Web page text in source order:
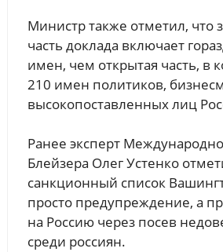
Министр также отметил, что
часть доклада включает
имен, чем открытая часть, в
210 имен политиков,
высокопоставленных лиц
Ранее эксперт
Блейзера Олег Устенко
санкционный список
просто предупреждение, а
на Россию через посев
среди россиян.